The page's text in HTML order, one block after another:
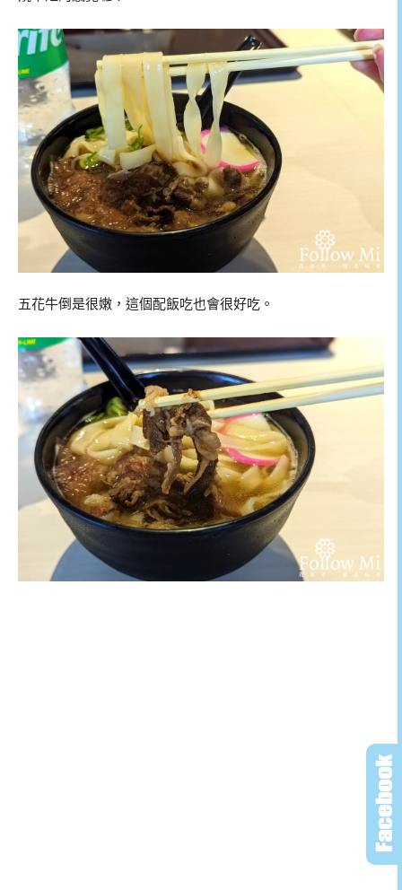
五花牛倒是很嫩，這個配飯吃也會很好吃。